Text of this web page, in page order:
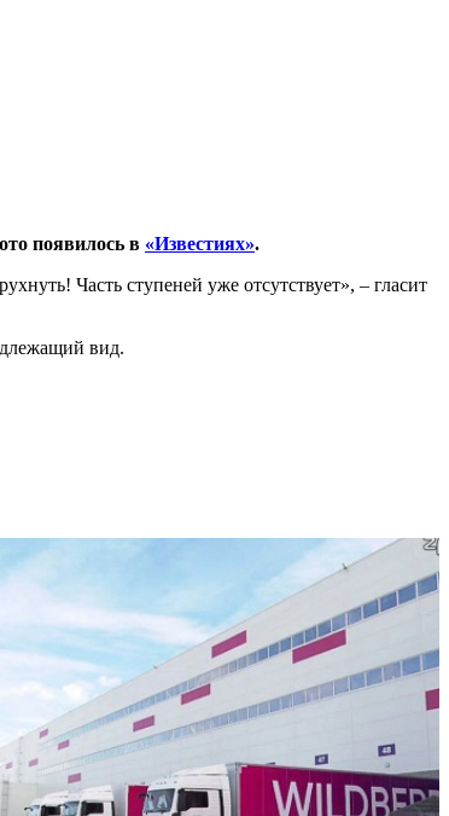
появилось в «Известиях».
Часть ступеней уже отсутствует», – гласит
вид.